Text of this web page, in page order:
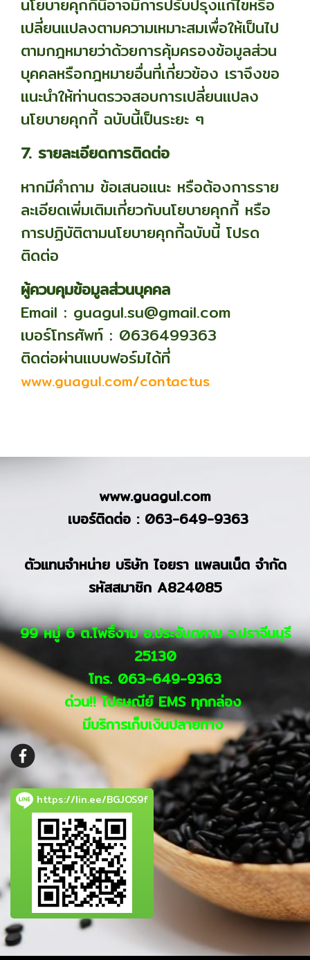
เปลี่ยนแปลงตามความเหมาะสมเพื่อให้เป็นไป
ตามกฎหมายว่าด้วยการคุ้มครองข้อมูลส่วน
บุคคลหรือกฎหมายอื่นที่เกี่ยวข้อง เราจึงขอ
แนะนำให้ท่านตรวจสอบการเปลี่ยนแปลง
นโยบายคุกกี้ ฉบับนี้เป็นระยะ ๆ
7. รายละเอียดการติดต่อ
หากมีคำถาม ข้อเสนอแนะ หรือต้องการราย
ละเอียดเพิ่มเติมเกี่ยวกับนโยบายคุกกี้ หรือ
การปฏิบัติตามนโยบายคุกกี้ฉบับนี้ โปรด
ติดต่อ
ผู้ควบคุมข้อมูลส่วนบุคคล
Email : guagul.su@gmail.com
เบอร์โทรศัพท์ : 0636499363
ติดต่อผ่านแบบฟอร์มได้ที่
www.guagul.com/contactus
www.guagul.com
เบอร์ติดต่อ : 063-649-9363
ตัวแทนจำหน่าย บริษัท ไอยรา แพลนเน็ต จำกัด
รหัสสมาชิก A824085
99 หมู่ 6 ต.โพธิ์งาม อ.ประจันตคาม จ.ปราจีนบุรี
25130
โทร. 063-649-9363
ด่วน!! ไปรษณีย์ EMS ทุกกล่อง
มีบริการเก็บเงินปลายทาง
https://lin.ee/BGJOS9f